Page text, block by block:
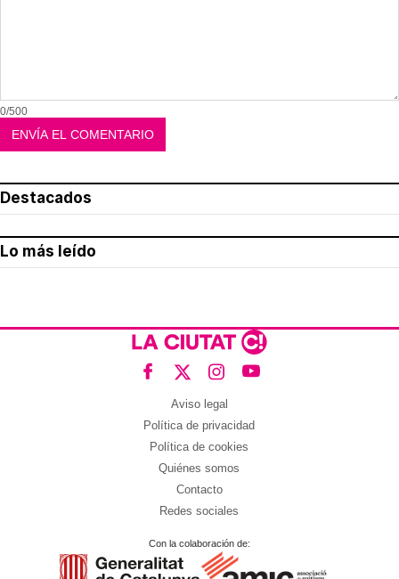
0/500
Destacados
Lo más leído
Aviso legal
Política de privacidad
Política de cookies
Quiénes somos
Contacto
Redes sociales
Con la colaboración de: